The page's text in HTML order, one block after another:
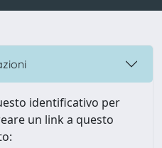
identificativo per
un link a questo